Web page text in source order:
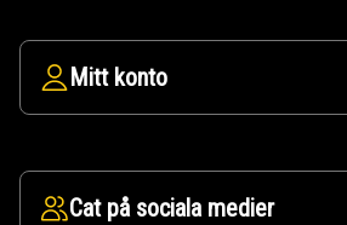
Mitt konto
Cat på sociala medier